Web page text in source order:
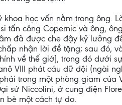
khoa học vốn nằm trong ông.
tấn công Copernic và ông,
đã được che đậy kỹ lưỡng
nhận lời đề tặng; sau đó,
về thế giớ], trong đó dưới
VIII phát cáu dữ dội (ngài
trong một phòng giam của
sứ Niccolini, ở cung điện
bè một cách tự do.